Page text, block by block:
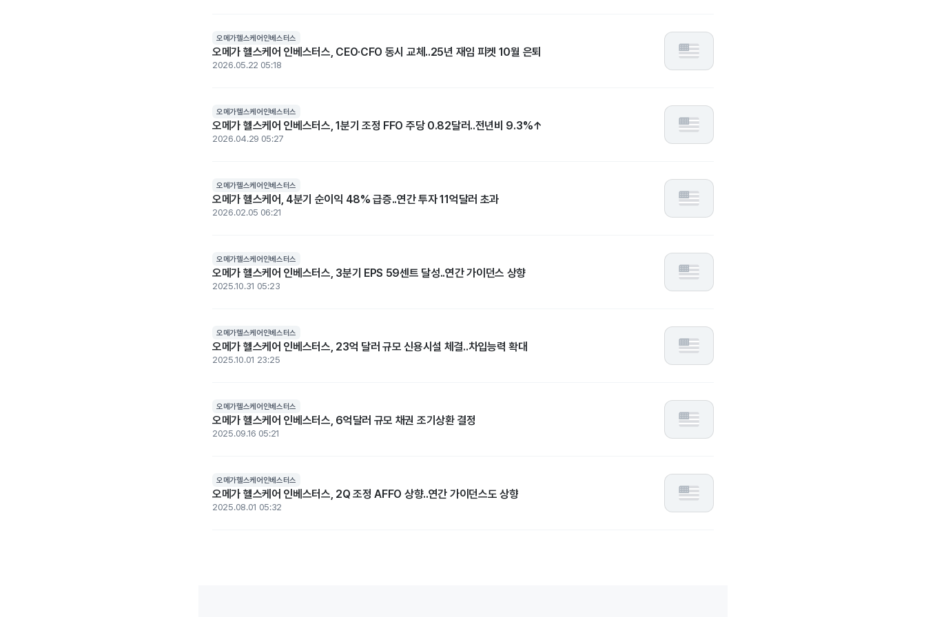
오메가헬스케어인베스터스
오메가 헬스케어 인베스터스, CEO·CFO 동시 교체..25년 재임 피켓 10월 은퇴
2026.05.22 05:18
오메가헬스케어인베스터스
오메가 헬스케어 인베스터스, 1분기 조정 FFO 주당 0.82달러..전년비 9.3%↑
2026.04.29 05:27
오메가헬스케어인베스터스
오메가 헬스케어, 4분기 순이익 48% 급증..연간 투자 11억달러 초과
2026.02.05 06:21
오메가헬스케어인베스터스
오메가 헬스케어 인베스터스, 3분기 EPS 59센트 달성..연간 가이던스 상향
2025.10.31 05:23
오메가헬스케어인베스터스
오메가 헬스케어 인베스터스, 23억 달러 규모 신용시설 체결..차입능력 확대
2025.10.01 23:25
오메가헬스케어인베스터스
오메가 헬스케어 인베스터스, 6억달러 규모 채권 조기상환 결정
2025.09.16 05:21
오메가헬스케어인베스터스
오메가 헬스케어 인베스터스, 2Q 조정 AFFO 상향..연간 가이던스도 상향
2025.08.01 05:32